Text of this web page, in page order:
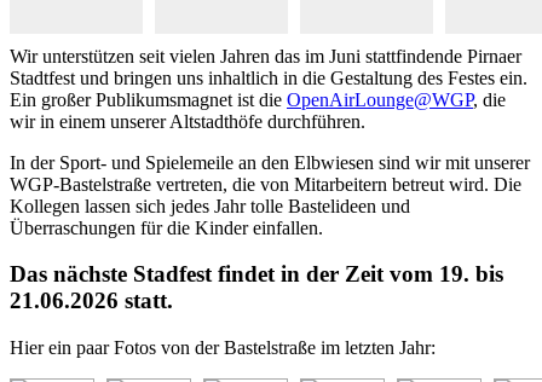
Wir unterstützen seit vielen Jahren das im Juni stattfindende Pirnaer
Stadtfest und bringen uns inhaltlich in die Gestaltung des Festes ein.
Ein großer Publikumsmagnet ist die OpenAirLounge@WGP, die
wir in einem unserer Altstadthöfe durchführen.
In der Sport- und Spielemeile an den Elbwiesen sind wir mit unserer
WGP-Bastelstraße vertreten, die von Mitarbeitern betreut wird. Die
Kollegen lassen sich jedes Jahr tolle Bastelideen und
Überraschungen für die Kinder einfallen.
Das nächste Stadfest findet in der Zeit vom 19. bis
21.06.2026 statt.
Hier ein paar Fotos von der Bastelstraße im letzten Jahr: